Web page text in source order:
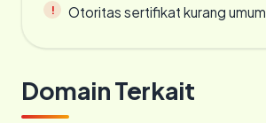
Otoritas sertifikat kurang umum
Domain Terkait